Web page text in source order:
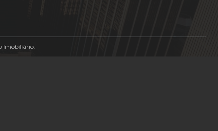
Imobiliário.